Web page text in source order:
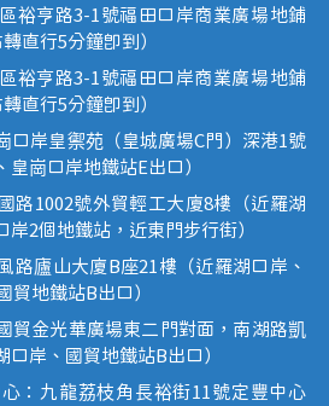
裕亨路3-1號福田口岸商業廣場地鋪
直行5分鐘即到）
裕亨路3-1號福田口岸商業廣場地鋪
直行5分鐘即到）
口岸皇禦苑（皇城廣場C門）深港1號
崗口岸地鐵站E出口）
路1002號外貿輕工大廈8樓（近羅湖
2個地鐵站，近東門步行街）
路廬山大廈B座21樓（近羅湖口岸、
貿地鐵站B出口）
貿金光華廣場東二門對面，南湖路凱
岸、國貿地鐵站B出口）
：九龍荔枝角長裕街11號定豐中心